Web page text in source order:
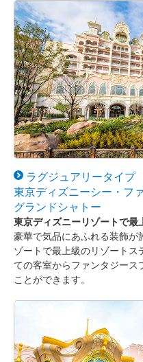
ラグジュアリータイプ
東京ディズニーシー・フ
グランドシャトー
東京ディズニーリゾートで最
豪華で気品にあふれる装飾が
ゾートで最上級のリゾート
ての客室からファンタジー
ことができます。